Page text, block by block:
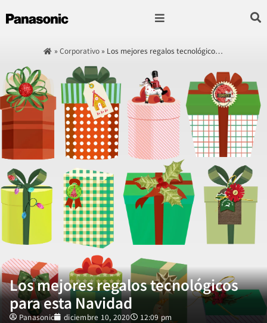
»Corporativo» Los mejores regalos tecnológico…
Los mejores regalos tecnológicos
para esta Navidad
Panasonic diciembre 10, 2020 12:09 pm